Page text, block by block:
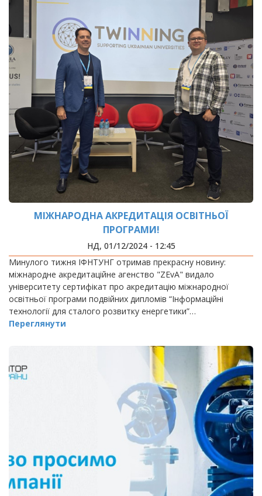
МІЖНАРОДНА АКРЕДИТАЦІЯ ОСВІТНЬОЇ
ПРОГРАМИ!
НД, 01/12/2024 - 12:45
Минулого тижня ІФНТУНГ отримав прекрасну новину:
міжнародне акредитаційне агенство "ZEvA" видало
університету сертифікат про акредитацію міжнародної
освітньої програми подвійних дипломів “Інформаційні
технології для сталого розвитку енергетики”…
Переглянути